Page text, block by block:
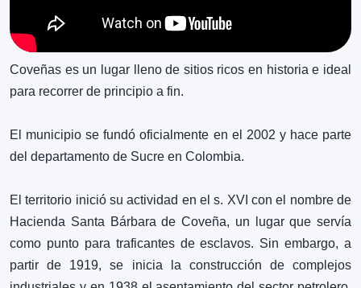
Sagrado Corazón
de Jesús
❮ ❯
Diversión
Ver más
Coveñas es un lugar lleno de sitios ricos en historia e ideal
para recorrer de principio a fin.
El municipio se fundó oficialmente en el 2002 y hace parte
del departamento de Sucre en Colombia.
El territorio inició su actividad en el s. XVI con el nombre de
Hacienda Santa Bárbara de Coveña, un lugar que servía
como punto para traficantes de esclavos. Sin embargo, a
partir de 1919, se inicia la construcción de complejos